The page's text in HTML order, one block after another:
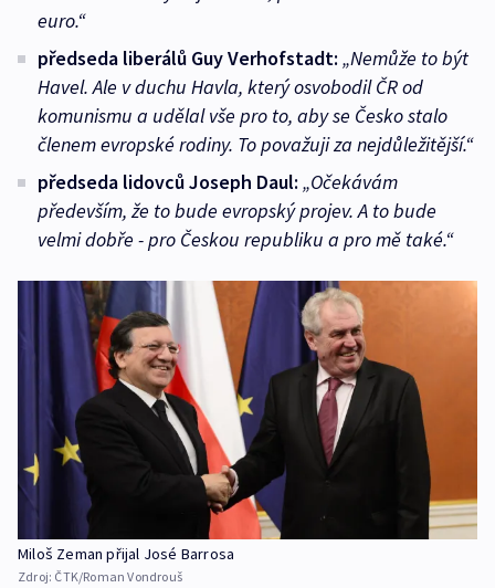
euro.“
předseda liberálů Guy Verhofstadt: „Nemůže to být
Havel. Ale v duchu Havla, který osvobodil ČR od
komunismu a udělal vše pro to, aby se Česko stalo
členem evropské rodiny. To považuji za nejdůležitější.“
předseda lidovců Joseph Daul: „Očekávám
především, že to bude evropský projev. A to bude
velmi dobře - pro Českou republiku a pro mě také.“
Miloš Zeman přijal José Barrosa
Zdroj: ČTK/Roman Vondrouš